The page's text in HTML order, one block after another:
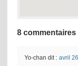
8 commentaires
Yo-chan dit : avril